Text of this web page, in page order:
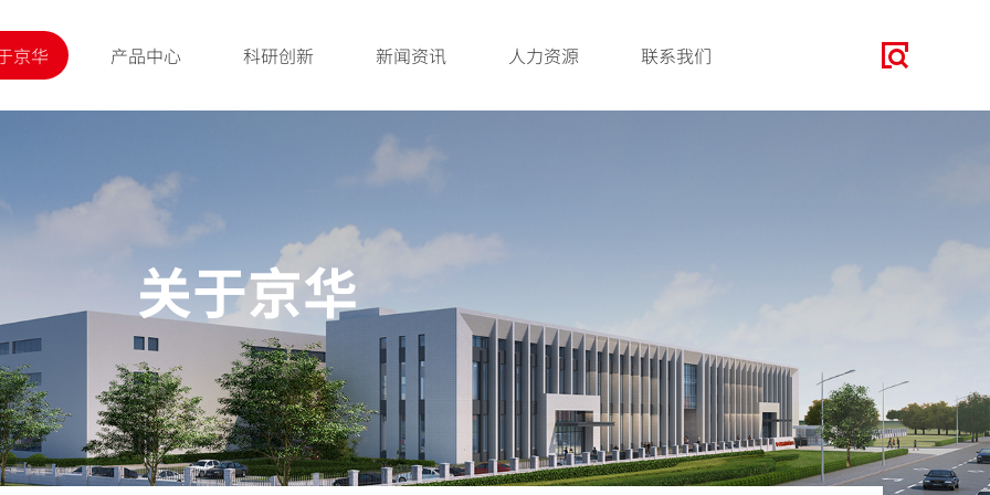
京华 产品中心 科研创新 新闻资讯 人力资源 联系我们
关于京华